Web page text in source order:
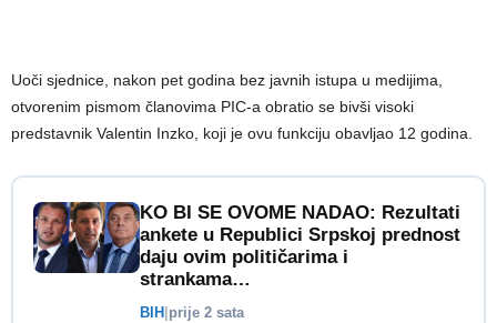
Uoči sjednice, nakon pet godina bez javnih istupa u medijima,
otvorenim pismom članovima PIC-a obratio se bivši visoki
predstavnik Valentin Inzko, koji je ovu funkciju obavljao 12 godina.
KO BI SE OVOME NADAO: Rezultati
ankete u Republici Srpskoj prednost
daju ovim političarima i
strankama…
BIH prije 2 sata